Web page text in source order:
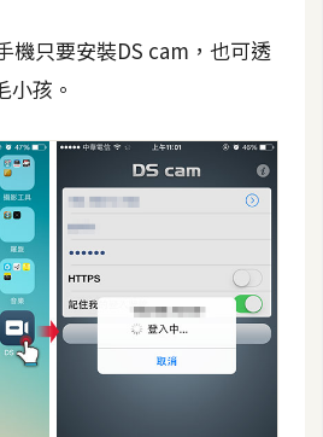
機只要安裝DS cam，也可透
小孩。